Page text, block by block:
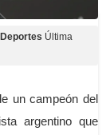
Deportes Última
un campeón del
argentino que